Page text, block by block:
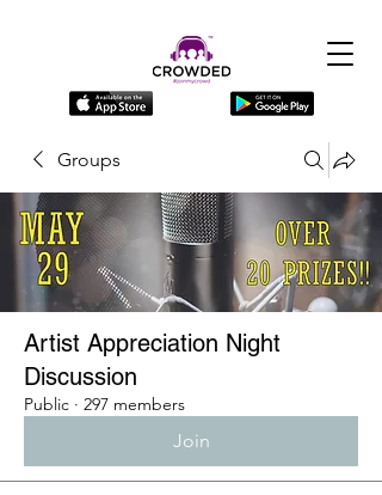
Groups
Artist Appreciation Night
Discussion
Public · 297 members
Join